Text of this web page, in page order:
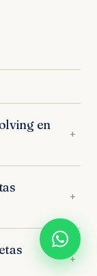
en
+
tu
a
tienen
+
la fase
la judicial
+